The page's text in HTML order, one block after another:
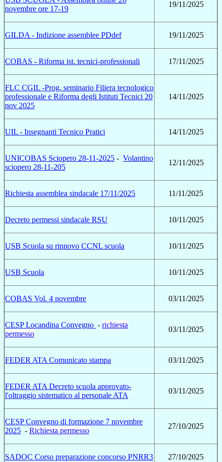
novembre ore 17-19
19/11/2025
GILDA - Indizione assemblee PDdef 19/11/2025
COBAS - Riforma ist. tecnici-professionali 17/11/2025
FLC CGIL -Prog. seminario Filiera tecnologico
professionale e Riforma degli Istituti Tecnici 20
nov 2025
14/11/2025
UIL - Insegnanti Tecnico Pratici 14/11/2025
UNICOBAS Sciopero 28-11-2025 - Volantino
sciopero 28-11-205
12/11/2025
Richiesta assemblea sindacale 17/11/2025 11/11/2025
Decreto permessi sindacale RSU 10/11/2025
USB Scuola su rinnovo CCNL scuola 10/11/2025
USB Scuola 10/11/2025
COBAS Vol. 4 novembre 03/11/2025
CESP Locandina Convegno - richiesta
permesso
03/11/2025
FEDER ATA Comunicato stampa 03/11/2025
FEDER ATA Decreto scuola approvato-
l'oltraggio sistematico al personale ATA
03/11/2025
CESP Convegno di formazione 7 novembre
2025 - Richiesta permesso
27/10/2025
SADOC Corso preparazione concorso PNRR3 27/10/2025